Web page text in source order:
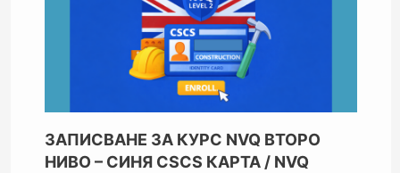
ЗАПИСВАНЕ ЗА КУРС NVQ ВТОРО
НИВО – СИНЯ CSCS КАРТА / NVQ